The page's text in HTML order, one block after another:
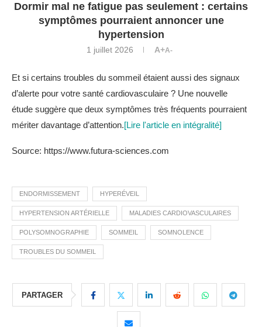
Dormir mal ne fatigue pas seulement : certains
symptômes pourraient annoncer une
hypertension
1 juillet 2026 A+A-
Et si certains troubles du sommeil étaient aussi des signaux
d’alerte pour votre santé cardiovasculaire ? Une nouvelle
étude suggère que deux symptômes très fréquents pourraient
mériter davantage d’attention.[Lire l'article en intégralité]
Source: https://www.futura-sciences.com
ENDORMISSEMENT HYPERÉVEIL
HYPERTENSION ARTÉRIELLE MALADIES CARDIOVASCULAIRES
POLYSOMNOGRAPHIE SOMMEIL SOMNOLENCE
TROUBLES DU SOMMEIL
PARTAGER